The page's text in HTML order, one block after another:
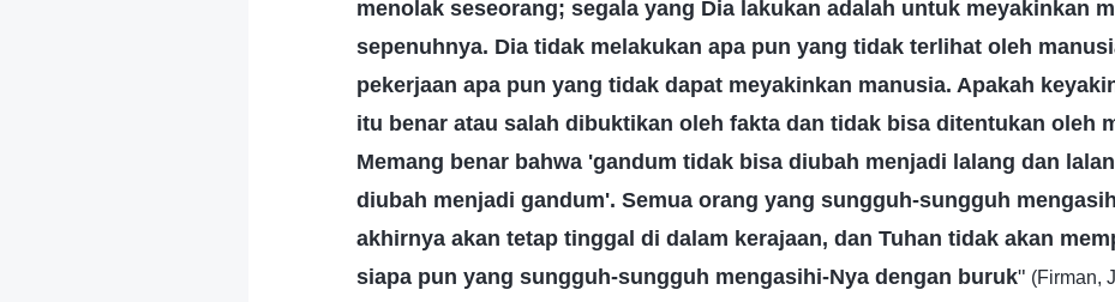
menolak seseorang; segala yang Dia lakukan adalah untuk meyakinkan
sepenuhnya. Dia tidak melakukan apa pun yang tidak terlihat oleh
pekerjaan apa pun yang tidak dapat meyakinkan manusia. Apakah
itu benar atau salah dibuktikan oleh fakta dan tidak bisa ditentukan oleh
Memang benar bahwa 'gandum tidak bisa diubah menjadi lalang dan
diubah menjadi gandum'. Semua orang yang sungguh-sungguh
akhirnya akan tetap tinggal di dalam kerajaan, dan Tuhan tidak akan
siapa pun yang sungguh-sungguh mengasihi-Nya dengan buruk" (Firman,